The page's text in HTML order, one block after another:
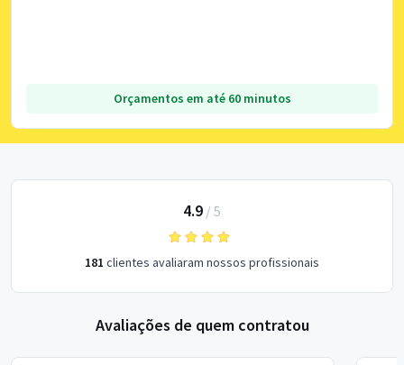
Orçamentos em até 60 minutos
4.9 / 5
181 clientes avaliaram nossos profissionais
Avaliações de quem contratou